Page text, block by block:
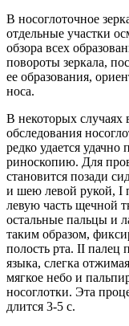
В носоглоточное
отдельные участки
обзора всех
повороты зеркала,
ее образования,
носа.
В некоторых случаях
обследования
редко удается
риноскопию. Для
становится позади
и шею левой рукой, I
левую часть щечной
остальные пальцы и
таким образом,
полость рта. II палец
языка, слегка
мягкое небо и
носоглотки. Эта
длится 3-5 с.